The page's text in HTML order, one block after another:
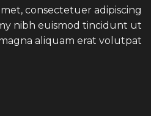
consectetuer adipiscing
nibh euismod tincidunt ut
aliquam erat volutpat….